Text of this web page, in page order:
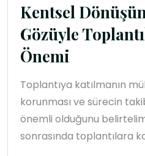
Kentsel
Gözüyle
Önemi
Toplantıya katılmanın
korunması ve sürecin
önemli olduğunu
sonrasında toplantılara